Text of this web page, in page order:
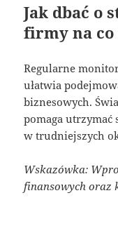
Jak dbać o
firmy na co
Regularne
ułatwia
biznesowych.
pomaga
w trudniejszych
Wskazówka:
finansowych